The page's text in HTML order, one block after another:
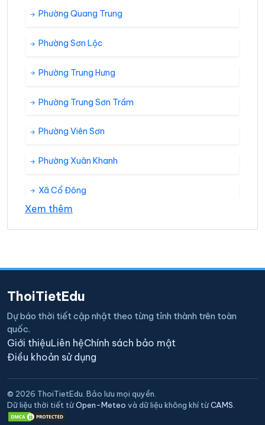
Phường Quang Trung
Phường Sơn Lộc
Phường Trung Hưng
Phường Trung Sơn Trầm
Phường Viên Sơn
Phường Xuân Khanh
Xã Cổ Đông
Xã Xuân Sơn
Xem thêm
ThoiTietEdu
Dự báo thời tiết cập nhật theo từng tỉnh thành trên toàn
quốc.
Giới thiệuLiên hệChính sách bảo mật
Điều khoản sử dụng
© 2026 ThoiTietEdu. Bảo lưu mọi quyền.
Dữ liệu thời tiết từOpen-Meteo và dữ liệu không khí từCAMS